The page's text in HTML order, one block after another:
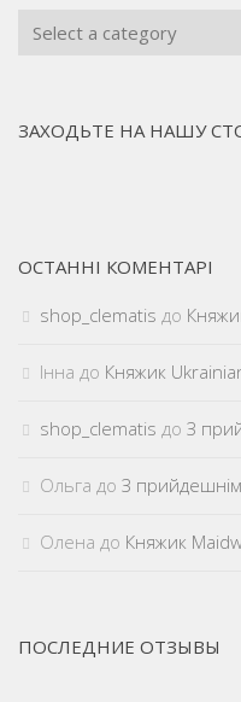
ЗАХОДЬТЕ НА НАШУ
ОСТАННІ КОМЕНТАРІ
shop_clematis до
Інна до Княжик
shop_clematis до З
Ольга до З
Олена до Княжик
ПОСЛЕДНИЕ ОТЗЫВЫ